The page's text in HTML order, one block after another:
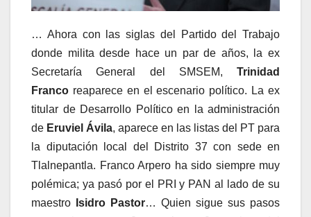
… Ahora con las siglas del Partido del Trabajo
donde milita desde hace un par de años, la ex
Secretaría General del SMSEM, Trinidad
Franco reaparece en el escenario político. La ex
titular de Desarrollo Político en la administración
de Eruviel Ávila, aparece en las listas del PT para
la diputación local del Distrito 37 con sede en
Tlalnepantla. Franco Arpero ha sido siempre muy
polémica; ya pasó por el PRI y PAN al lado de su
maestro
Isidro Pastor… Quien sigue sus pasos